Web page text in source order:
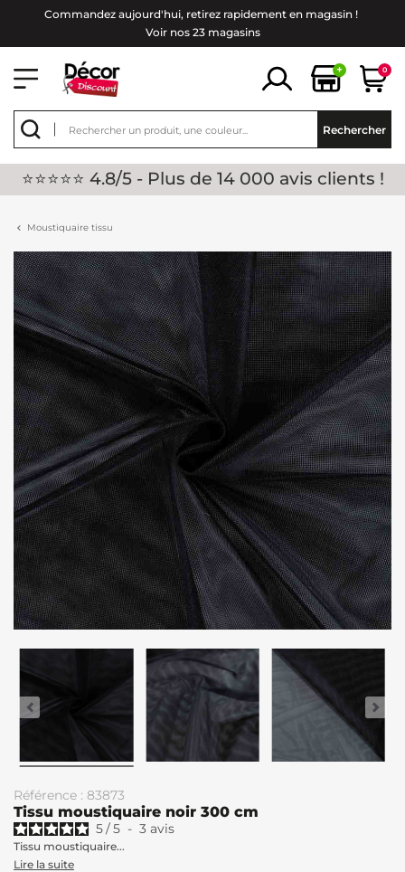
Commandez aujourd'hui, retirez rapidement en magasin !
Voir nos 23 magasins
+ 0
Rechercher
⭐⭐⭐⭐⭐ 4.8/5 - Plus de 14 000 avis clients !
Moustiquaire tissu
Référence : 83873
Tissu moustiquaire noir 300 cm
5/5 - 3 avis
Tissu moustiquaire...
Lire la suite